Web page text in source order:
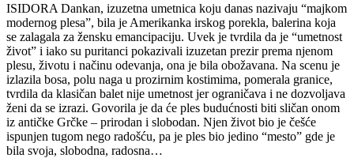
ISIDORA Dankan, izuzetna umetnica koju danas nazivaju “majkom
modernog plesa”, bila je Amerikanka irskog porekla, balerina koja
se zalagala za žensku emancipaciju. Uvek je tvrdila da je “umetnost
život” i iako su puritanci pokazivali izuzetan prezir prema njenom
plesu, životu i načinu odevanja, ona je bila obožavana. Na scenu je
izlazila bosa, polu naga u prozirnim kostimima, pomerala granice,
tvrdila da klasičan balet nije umetnost jer ograničava i ne dozvoljava
ženi da se izrazi. Govorila je da će ples budućnosti biti sličan onom
iz antičke Grčke – prirodan i slobodan. Njen život bio je češće
ispunjen tugom nego radošću, pa je ples bio jedino “mesto” gde je
bila svoja, slobodna, radosna…